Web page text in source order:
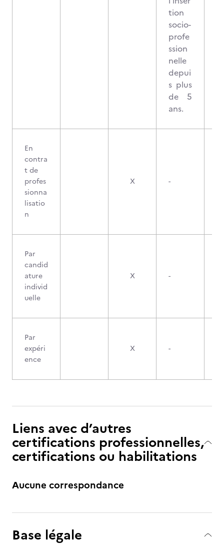
tion
socio-
profe
ssion
nelle
depui
s plus
de 5
ans.
En
contra
t de
profes
sionna
lisatio
n
X -
Par
candid
ature
individ
uelle
X -
Par
expéri
ence
X -
Liens avec d’autres
certifications professionnelles,
certifications ou habilitations
Aucune correspondance
Base légale